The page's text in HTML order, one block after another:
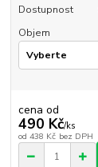
Dostupnost
Objem
cena od
490 Kč/ks
od 438 Kč bez DPH